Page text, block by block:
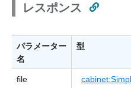
レスポンス
パラメーター
名
型
file